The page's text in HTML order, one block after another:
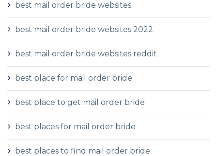
best mail order bride websites
best mail order bride websites 2022
best mail order bride websites reddit
best place for mail order bride
best place to get mail order bride
best places for mail order bride
best places to find mail order bride